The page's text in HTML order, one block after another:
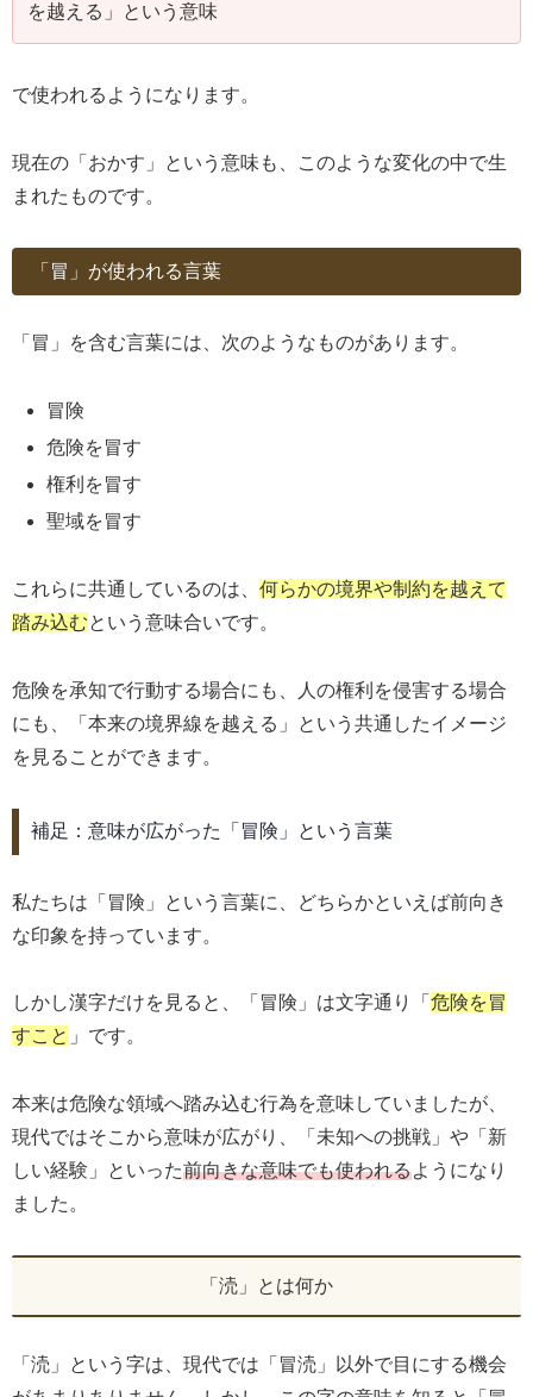
を越える」という意味
で使われるようになります。
現在の「おかす」という意味も、このような変化の中で生
まれたものです。
「冒」が使われる言葉
「冒」を含む言葉には、次のようなものがあります。
冒険
危険を冒す
権利を冒す
聖域を冒す
これらに共通しているのは、 何らかの境界や制約を越えて
踏み込むという意味合いです。
危険を承知で行動する場合にも、人の権利を侵害する場合
にも、「本来の境界線を越える」という共通したイメージ
を見ることができます。
補足：意味が広がった「冒険」という言葉
私たちは「冒険」という言葉に、どちらかといえば前向き
な印象を持っています。
しかし漢字だけを見ると、「冒険」は文字通り「 危険を冒
すこと 」です。
本来は危険な領域へ踏み込む行為を意味していましたが、
現代ではそこから意味が広がり、「未知への挑戦」や「新
しい経験」といった前向きな意味でも使われるようになり
ました。
「涜」とは何か
「涜」という字は、現代では「冒涜」以外で目にする機会